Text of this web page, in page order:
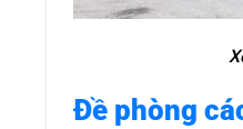
Đề phòng